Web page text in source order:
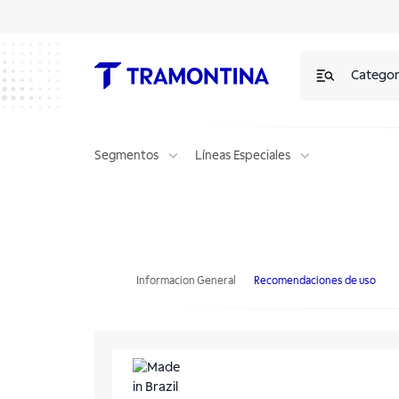
Segmentos Líneas Especiales
Informacion General Recomendaciones de uso